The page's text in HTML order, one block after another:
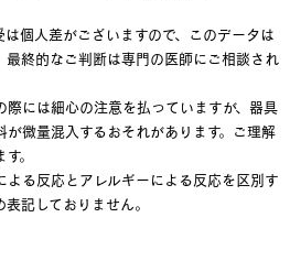
は個人差がございますので、このデータは
最終的なご判断は専門の医師にご相談され
際には細心の注意を払っていますが、器具
微量混入するおそれがあります。ご理解
。
よる反応とアレルギーによる反応を区別す
記しておりません。